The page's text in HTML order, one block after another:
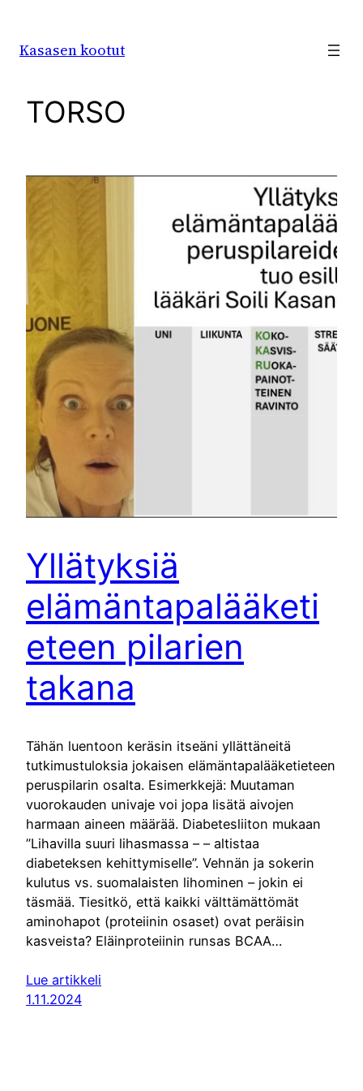
Kasasen kootut
TORSO
Yllätyksiä
elämäntapalääketi
eteen pilarien
takana
Tähän luentoon keräsin itseäni yllättäneitä
tutkimustuloksia jokaisen elämäntapalääketieteen
peruspilarin osalta. Esimerkkejä: Muutaman
vuorokauden univaje voi jopa lisätä aivojen
harmaan aineen määrää. Diabetesliiton mukaan
”Lihavilla suuri lihasmassa – – altistaa
diabeteksen kehittymiselle”. Vehnän ja sokerin
kulutus vs. suomalaisten lihominen – jokin ei
täsmää. Tiesitkö, että kaikki välttämättömät
aminohapot (proteiinin osaset) ovat peräisin
kasveista? Eläinproteiinin runsas BCAA…
Lue artikkeli
1.11.2024